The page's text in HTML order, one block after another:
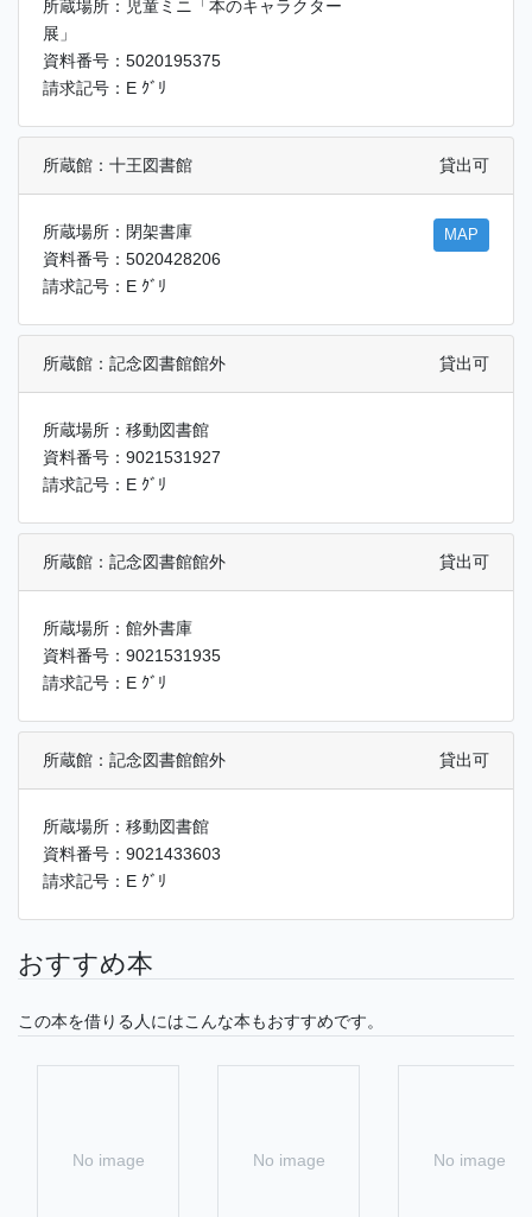
所蔵場所：児童ミニ「本のキャラクター
展」
資料番号：5020195375
請求記号：E ｸﾞﾘ
所蔵館：十王図書館 貸出可
所蔵場所：閉架書庫
資料番号：5020428206
請求記号：E ｸﾞﾘ
MAP
所蔵館：記念図書館館外 貸出可
所蔵場所：移動図書館
資料番号：9021531927
請求記号：E ｸﾞﾘ
所蔵館：記念図書館館外 貸出可
所蔵場所：館外書庫
資料番号：9021531935
請求記号：E ｸﾞﾘ
所蔵館：記念図書館館外 貸出可
所蔵場所：移動図書館
資料番号：9021433603
請求記号：E ｸﾞﾘ
おすすめ本
この本を借りる人にはこんな本もおすすめです。
No image No image No image